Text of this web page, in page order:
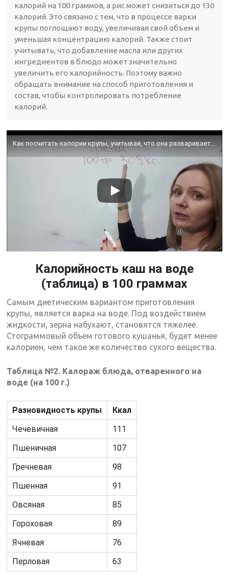
калорий на 100 граммов, а рис может снизиться до 130
калорий. Это связано с тем, что в процессе варки
крупы поглощают воду, увеличивая свой объем и
уменьшая концентрацию калорий. Также стоит
учитывать, что добавление масла или других
ингредиентов в блюдо может значительно
увеличить его калорийность. Поэтому важно
обращать внимание на способ приготовления и
состав, чтобы контролировать потребление
калорий.
Калорийность каш на воде
(таблица) в 100 граммах
Самым диетическим вариантом приготовления
крупы, является варка на воде. Под воздействием
жидкости, зерна набухают, становятся тяжелее.
Стограммовый объем готового кушанья, будет менее
калориен, чем такое же количество сухого вещества.
Таблица №2. Калораж блюда, отваренного на
воде (на 100 г.)
Разновидность крупы
Ккал
Чечевичная
111
Пшеничная
107
Гречневая
98
Пшенная
91
Овсяная
85
Гороховая
89
Ячневая
76
Перловая
63